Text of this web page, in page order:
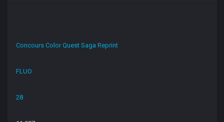
Concours Color Quest Saga Reprint
FLUO
28